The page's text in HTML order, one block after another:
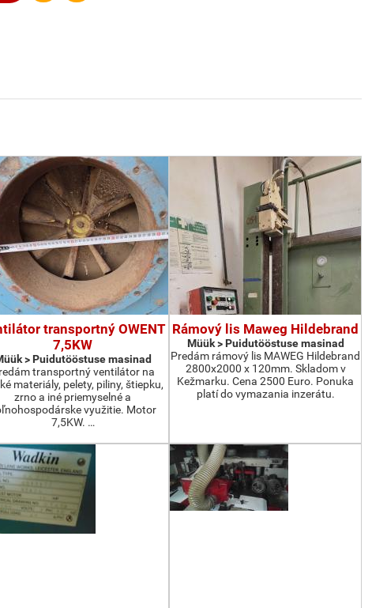
transportný OWENT
7,5KW
> Puidutööstuse masinad
transportný ventilátor na
materiály, pelety, piliny, štiepku,
zrno a iné priemyselné a
využitie. Motor
7,5KW. …
Rámový lis Maweg Hildebrand
Müük > Puidutööstuse masinad
Predám rámový lis MAWEG Hildebrand
2800x2000 x 120mm. Skladom v
Kežmarku. Cena 2500 Euro. Ponuka
platí do vymazania inzerátu.